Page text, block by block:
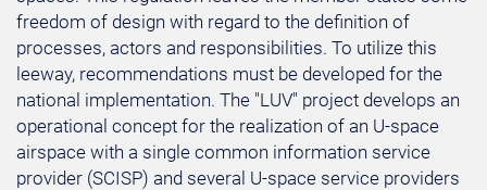
freedom of design with regard to the definition of
processes, actors and responsibilities. To utilize this
leeway, recommendations must be developed for the
national implementation. The "LUV" project develops an
operational concept for the realization of an U-space
airspace with a single common information service
provider (SCISP) and several U-space service providers